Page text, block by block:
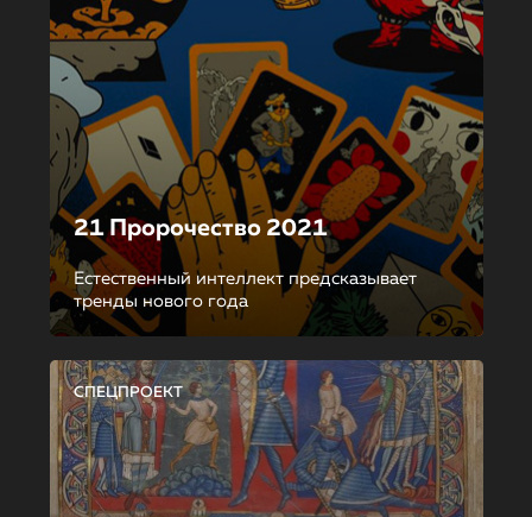
21 Пророчество 2021
Естественный интеллект предсказывает
тренды нового года
СПЕЦПРОЕКТ